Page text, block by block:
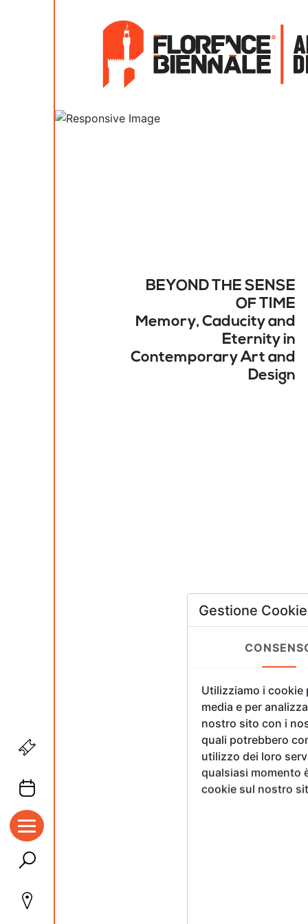
BEYOND THE SENSE
OF TIME
Memory, Caducity and
Eternity in
Contemporary Art and
Design
Gestione Cookie
Utilizziamo i
media e per
nostro sito con i
quali potrebbero
utilizzo dei loro
qualsiasi momento
cookie sul nostro